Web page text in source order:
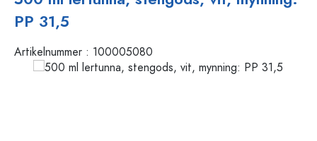
PP 31,5
Artikelnummer : 100005080